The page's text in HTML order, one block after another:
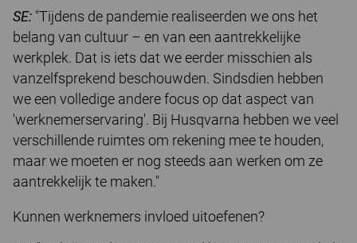
SE: "Tijdens de pandemie realiseerden we ons het
belang van cultuur – en van een aantrekkelijke
werkplek. Dat is iets dat we eerder misschien als
vanzelfsprekend beschouwden. Sindsdien hebben
we een volledige andere focus op dat aspect van
'werknemerservaring'. Bij Husqvarna hebben we veel
verschillende ruimtes om rekening mee te houden,
maar we moeten er nog steeds aan werken om ze
aantrekkelijk te maken."
Kunnen werknemers invloed uitoefenen?